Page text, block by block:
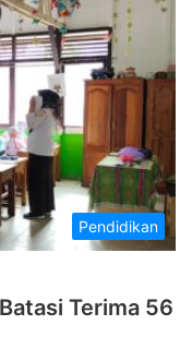
Pendidikan
Terima 56